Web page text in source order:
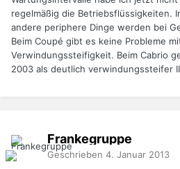
regelmäßig die Betriebsflüssigkeiten.
andere periphere Dinge werden bei
Beim Coupé gibt es keine Probleme
Verwindungssteifigkeit. Beim Cabrio
2003 als deutlich verwindungssteifer
Frankegruppe
Geschrieben 4. Januar 2013